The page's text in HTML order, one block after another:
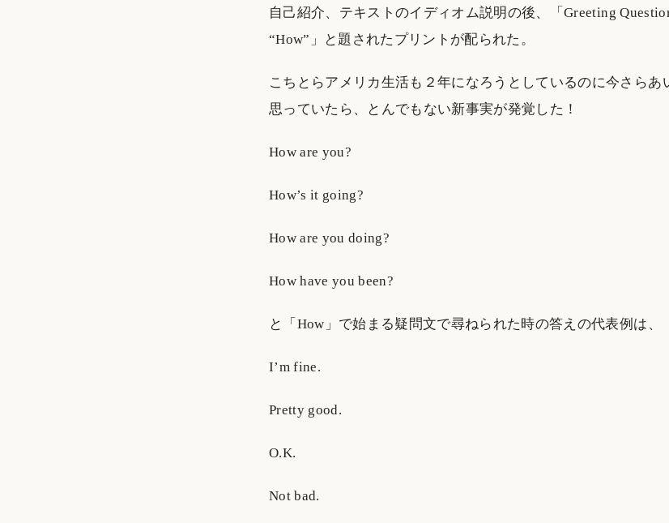
自己紹介、テキストのイディオム説明の後、「Greeting
“How”」と題されたプリントが配られた。
こちとらアメリカ生活も２年になろうとしているのに今さらあ
思っていたら、とんでもない新事実が発覚した！
How are you?
How’s it going?
How are you doing?
How have you been?
と「How」で始まる疑問文で尋ねられた時の答えの代表例は、
I’m fine.
Pretty good.
O.K.
Not bad.